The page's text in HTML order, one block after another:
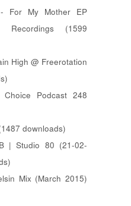
For My Mother EP
(1599
High @ Freerotation
Podcast 248
downloads)
| Studio 80 (21-02-
Mix (March 2015)